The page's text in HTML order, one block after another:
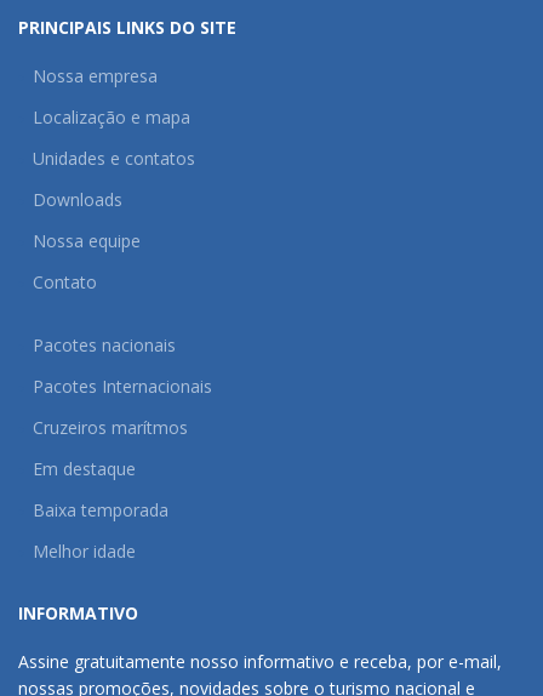
PRINCIPAIS LINKS DO SITE
Nossa empresa
Localização e mapa
Unidades e contatos
Downloads
Nossa equipe
Contato
Pacotes nacionais
Pacotes Internacionais
Cruzeiros marítmos
Em destaque
Baixa temporada
Melhor idade
INFORMATIVO
Assine gratuitamente nosso informativo e receba, por e-mail,
nossas promoções, novidades sobre o turismo nacional e